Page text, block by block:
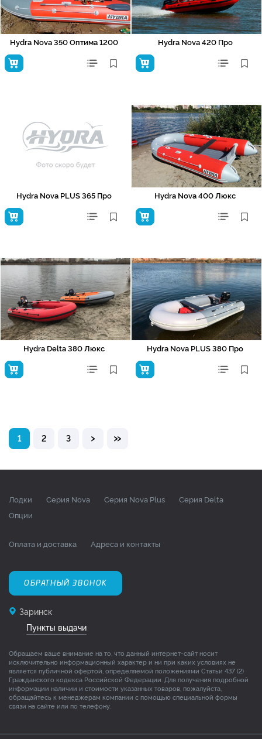
Hydra Nova 350 Оптима 1200 Hydra Nova 420 Про
Hydra Nova PLUS 365 Про Hydra Nova 400 Люкс
Hydra Delta 380 Люкс Hydra Nova PLUS 380 Про
1 2 3 › »
Лодки Серия Nova Серия Nova Plus
Серия Delta
Опции
Оплата и доставка Адреса и контакты
ОБРАТНЫЙ ЗВОНОК
Заринск
Пункты выдачи
Обращаем ваше внимание на то, что данный интернет-сайт носит
исключительно информационный характер и ни при каких условиях не
является публичной офертой, определяемой положениями Статьи 437 (2)
Гражданского кодекса Российской Федерации. Для получения подробной
информации наличии и стоимости указанных товаров, пожалуйста,
обращайтесь к менеджерам компании с помощью специальной формы
связи на сайте или по телефону.